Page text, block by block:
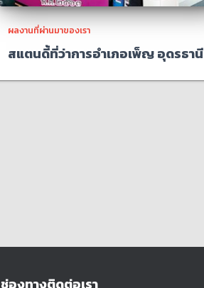
ผลงานที่ผ่านมาของเรา
สแตนดี้ที่ว่าการอำเภอเพ็ญ อุดรธานี
ช่องทางติดต่อเรา